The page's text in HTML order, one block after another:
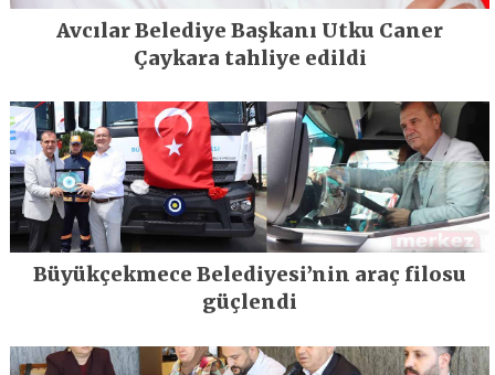
Avcılar Belediye Başkanı Utku Caner
Çaykara tahliye edildi
Büyükçekmece Belediyesi’nin araç filosu
güçlendi